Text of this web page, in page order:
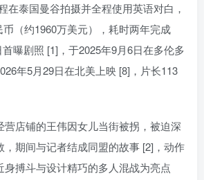
在泰国曼谷拍摄并全程使用英语对白，
（约1960万美元），耗时两年完成
曝剧照 [1]，于2025年9月6日在多伦多
年5月29日在北美上映 [8]，片长113
营店铺的王伟因女儿当街被拐，被迫深
，期间与记者结成同盟的故事 [2]，动作
身搏斗与设计精巧的多人混战为亮点